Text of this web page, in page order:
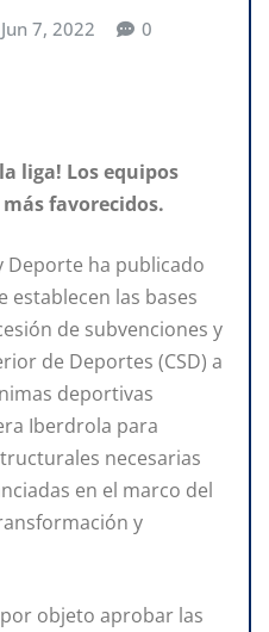
Jun 7, 2022 0
liga! Los equipos
favorecidos.
Deporte ha publicado
establecen las bases
de subvenciones y
de Deportes (CSD) a
deportivas
Iberdrola para
necesarias
en el marco del
y
objeto aprobar las